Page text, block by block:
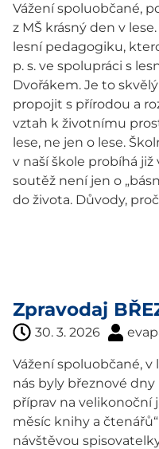
Vážení spoluobčané,
z MŠ krásný den v
lesní pedagogiku,
p. s. ve spolupráci s
Dvořákem. Je to
propojit s přírodou a
vztah k životnímu
lese, ne jen o lese.
v naší škole probíhá již
soutěž není jen o
do života. Důvody, proč
Zpravodaj
30. 3. 2026
Vážení spoluobčané,
nás byly březnové
příprav na velikonoční
měsíc knihy a
návštěvou